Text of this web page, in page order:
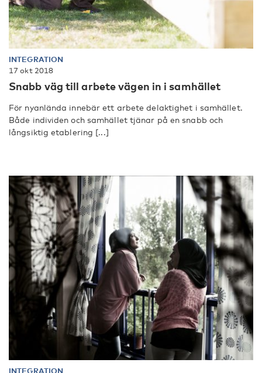
INTEGRATION
17 okt 2018
Snabb väg till arbete vägen in i samhället
För nyanlända innebär ett arbete delaktighet i samhället.
Både individen och samhället tjänar på en snabb och
långsiktig etablering [...]
INTEGRATION